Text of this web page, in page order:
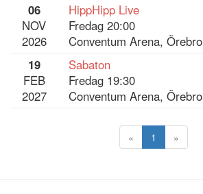
06
NOV
2026
HippHipp Live
Fredag 20:00
Conventum Arena, Örebro
19
FEB
2027
Sabaton
Fredag 19:30
Conventum Arena, Örebro
« 1 »